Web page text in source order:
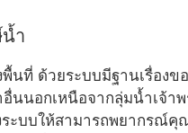
ำ
นที่ ด้วยระบบมีฐานเรื่องข
นอกเหนือจากลุ่มน้ำเจ้าพ
ะบบให้สามารถพยากรณ์คุ